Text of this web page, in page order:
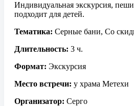
Индивидуальная экскурсия,
подходит для детей.
Тематика: Серные бани, Со
Длительность: 3 ч.
Формат: Экскурсия
Место встречи: у храма Метехи
Организатор: Серго